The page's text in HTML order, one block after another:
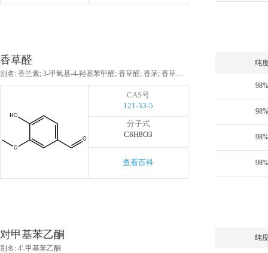
香草醛
别名: 香兰素; 3-甲氧基-4-羟基苯甲醛; 香草醛; 香茅; 香草醛（天然）
CAS号
121-33-5
分子式
C8H8O3
查看百科
纯
98%
98%
98%
98%
对甲基苯乙酮
别名: 4'-甲基苯乙酮
纯